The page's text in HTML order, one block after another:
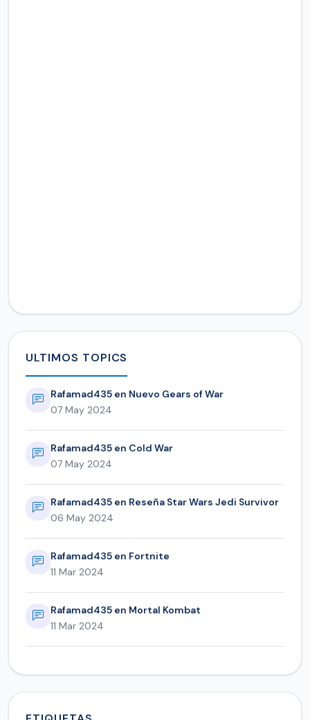
ULTIMOS TOPICS
Rafamad435 en Nuevo Gears of War
07 May 2024
Rafamad435 en Cold War
07 May 2024
Rafamad435 en Reseña Star Wars Jedi Survivor
06 May 2024
Rafamad435 en Fortnite
11 Mar 2024
Rafamad435 en Mortal Kombat
11 Mar 2024